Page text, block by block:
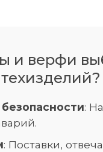
и верфи
:
: Поставки,